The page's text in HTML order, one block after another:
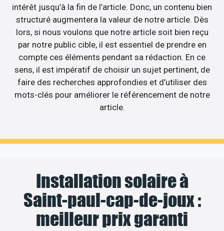
intérêt jusqu’à la fin de l’article. Donc, un contenu bien
structuré augmentera la valeur de notre article. Dès
lors, si nous voulons que notre article soit bien reçu
par notre public cible, il est essentiel de prendre en
compte ces éléments pendant sa rédaction. En ce
sens, il est impératif de choisir un sujet pertinent, de
faire des recherches approfondies et d’utiliser des
mots-clés pour améliorer le référencement de notre
article.
Installation solaire à
Saint-paul-cap-de-joux :
meilleur prix garanti